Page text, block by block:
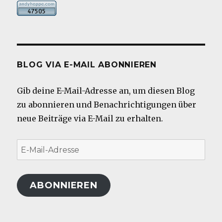
BLOG VIA E-MAIL ABONNIEREN
Gib deine E-Mail-Adresse an, um diesen Blog
zu abonnieren und Benachrichtigungen über
neue Beiträge via E-Mail zu erhalten.
E-
Mail-
Adresse
ABONNIEREN